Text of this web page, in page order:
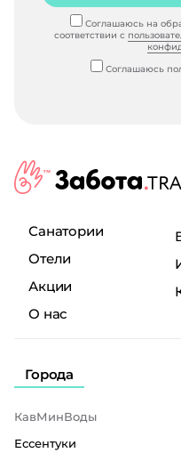
Соглашаюсь на
соответствии с
Соглашаюсь
Санатории
Отели
Акции
О нас
Города
КавМинВоды
Ессентуки